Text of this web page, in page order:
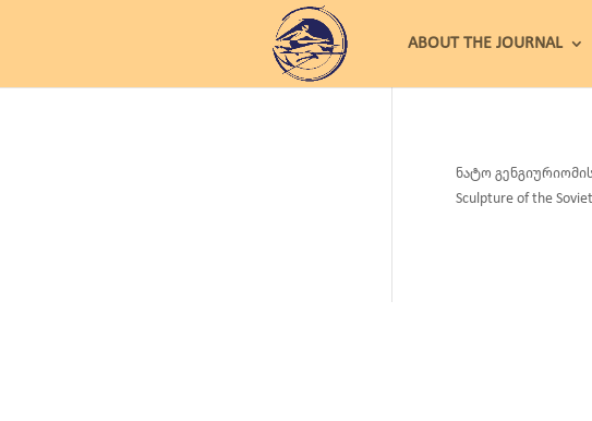
ABOUT THE JOURNAL
ნატო
Sculpture of the